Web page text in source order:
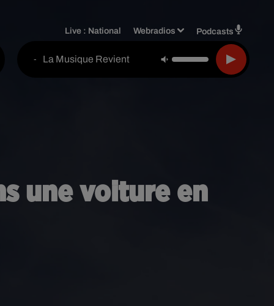
Live : National Webradios Podcasts
- La Musique Revient
une voiture en